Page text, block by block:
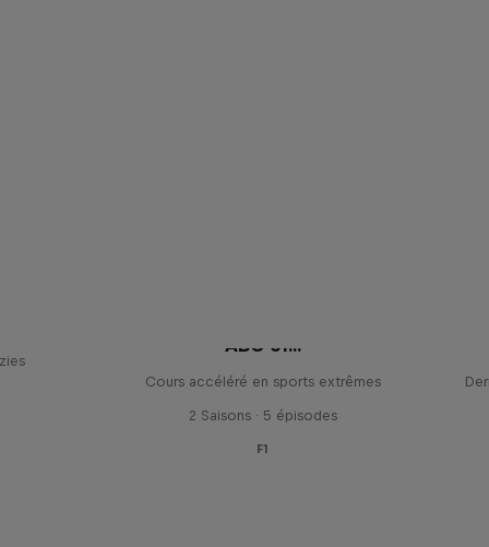
ABC of...
Cours accéléré en sports extrêmes
2 Saisons · 5 épisodes
F1